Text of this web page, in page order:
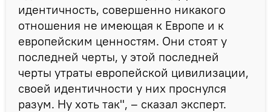
идентичность, совершенно никакого
отношения не имеющая к Европе и к
европейским ценностям. Они стоят у
последней черты, у этой последней
черты утраты европейской цивилизации,
своей идентичности у них проснулся
разум. Ну хоть так", – сказал эксперт.